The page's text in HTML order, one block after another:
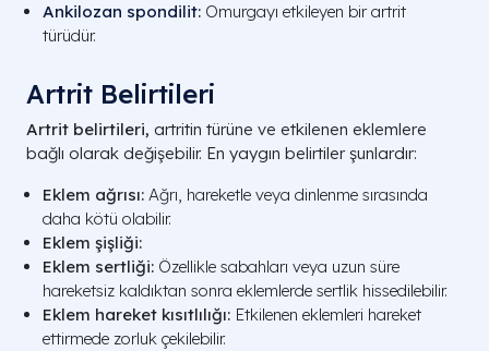
Ankilozan spondilit: Omurgayı etkileyen bir artrit
türüdür.
Artrit Belirtileri
Artrit belirtileri, artritin türüne ve etkilenen eklemlere
bağlı olarak değişebilir. En yaygın belirtiler şunlardır:
Eklem ağrısı: Ağrı, hareketle veya dinlenme sırasında
daha kötü olabilir.
Eklem şişliği:
Eklem sertliği: Özellikle sabahları veya uzun süre
hareketsiz kaldıktan sonra eklemlerde sertlik hissedilebilir.
Eklem hareket kısıtlılığı: Etkilenen eklemleri hareket
ettirmede zorluk çekilebilir.